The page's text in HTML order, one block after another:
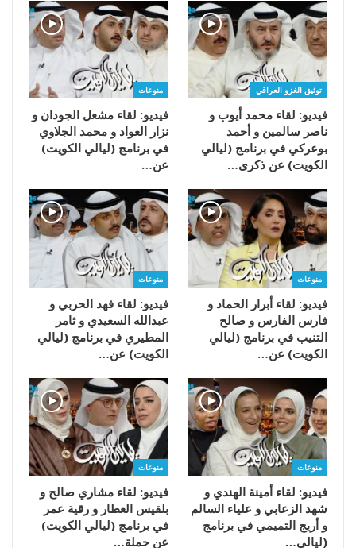
توثيق الغزو العراقي
فيديو: لقاء محمد أيوب و
ناصر سالمين و أحمد
بوعركي في برنامج (ليالي
الكويت) عن ذكرى…
منوعات
فيديو: لقاء مشعل الجودان و
نزار العواد و محمد الجلاوي
في برنامج (ليالي الكويت)
عن…
منوعات
فيديو: لقاء أبرار الحماد و
فارس الفارس و صالح
التنيب في برنامج (ليالي
الكويت) عن…
منوعات
فيديو: لقاء فهد الحربي و
عبدالله السعيدي و ثامر
المطيري في برنامج (ليالي
الكويت) عن…
منوعات
فيديو: لقاء أمينة الهندي و
شهد الزعابي و علياء السالم
و أريج التميمي في برنامج
(ليالي…
منوعات
فيديو: لقاء مشاري صالح و
بلقيس العطار و رقية عمر
في برنامج (ليالي الكويت)
عن حملة…